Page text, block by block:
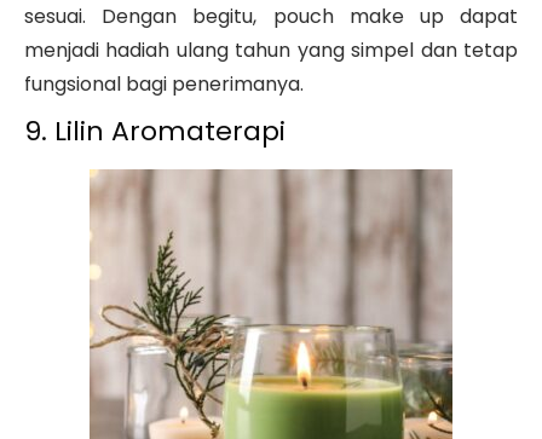
sesuai. Dengan begitu, pouch make up dapat
menjadi hadiah ulang tahun yang simpel dan tetap
fungsional bagi penerimanya.
9. Lilin Aromaterapi